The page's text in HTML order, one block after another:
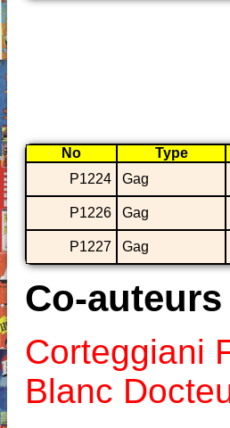
No Type
P1224
Gag
P1226 Gag
P1227 Gag
Co-auteurs
Corteggiani
Blanc